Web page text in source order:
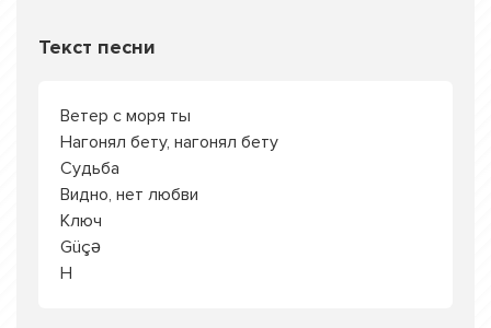
Текст песни
Ветер с моря ты
Нагонял бету, нагонял бету
Судьба
Видно, нет любви
Ключ
Güçə
H